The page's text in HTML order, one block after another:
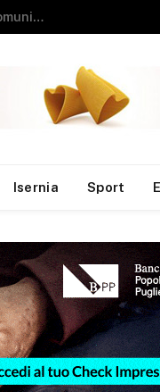
Guardia di Finanza, arrivano sei neo finanzieri al Reparto Aeronavale di Termoli
Isernia Sport